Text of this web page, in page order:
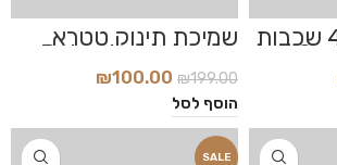
שמיכת טטרא 4 שכבות שמיכת תינוק טטרא
במבוק דגם Botanic
₪199.00
₪100.00
הוסף לסל
SALE